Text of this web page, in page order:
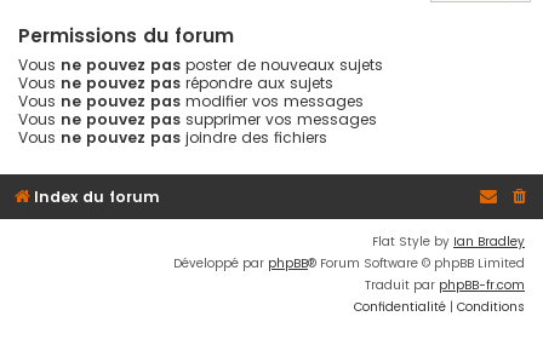
Permissions du forum
Vous ne pouvez pas poster de nouveaux sujets
Vous ne pouvez pas répondre aux sujets
Vous ne pouvez pas modifier vos messages
Vous ne pouvez pas supprimer vos messages
Vous ne pouvez pas joindre des fichiers
Index du forum
Flat Style by Ian Bradley
Développé par phpBB® Forum Software © phpBB Limited
Traduit par phpBB-fr.com
Confidentialité | Conditions